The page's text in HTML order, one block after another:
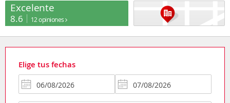
Excelente
8.6 12 opiniones
Elige tus fechas